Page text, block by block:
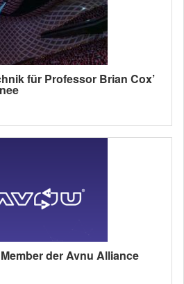
für Professor Brian Cox’
der Avnu Alliance